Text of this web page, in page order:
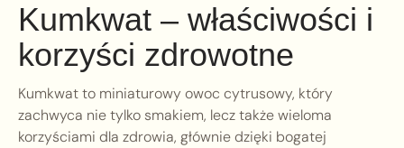
Kumkwat – właściwości i
korzyści zdrowotne
Kumkwat to miniaturowy owoc cytrusowy, który
zachwyca nie tylko smakiem, lecz także wieloma
korzyściami dla zdrowia, głównie dzięki bogatej